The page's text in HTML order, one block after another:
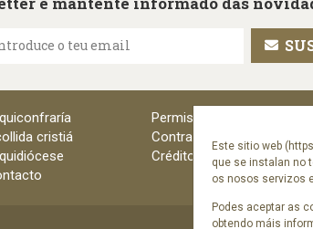
Este sitio web
que se instalan no
os nosos servizos
Podes aceptar as
obtendo máis
o teu email
Permisos
cristiá
Contratación
Créditos